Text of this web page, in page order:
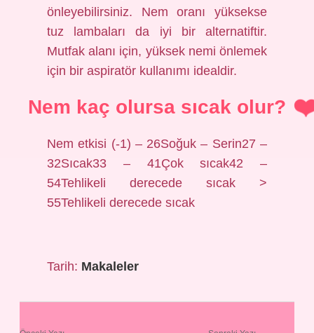
önleyebilirsiniz. Nem oranı yüksekse
tuz lambaları da iyi bir alternatiftir.
Mutfak alanı için, yüksek nemi önlemek
için bir aspiratör kullanımı idealdir.
Nem kaç olursa sıcak olur?
Nem etkisi (-1) – 26Soğuk – Serin27 –
32Sıcak33 – 41Çok sıcak42 –
54Tehlikeli derecede sıcak >
55Tehlikeli derecede sıcak
Tarih: Makaleler